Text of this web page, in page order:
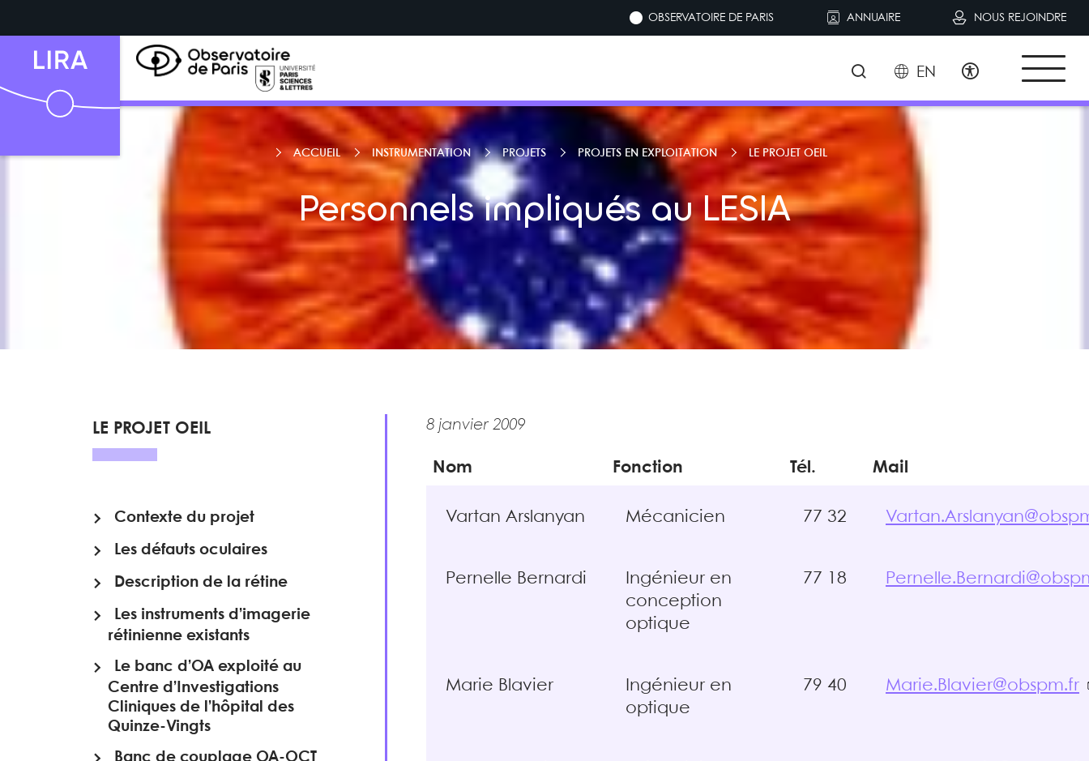
OBSERVATOIRE DE PARIS ANNUAIRE NOUS REJOINDRE
EN
ACCUEIL INSTRUMENTATION PROJETS PROJETS EN EXPLOITATION LE PROJET OEIL
Personnels impliqués au LESIA
8 janvier 2009
Nom Fonction Tél. Mail
Vartan Arslanyan Mécanicien 77 32
Pernelle Bernardi
Ingénieur en
conception
optique
77 18
Marie Blavier
Ingénieur en
optique
79 40 Marie.Blavier@obspm.fr
LE PROJET OEIL
Contexte du projet
Les défauts oculaires
Description de la rétine
Les instruments d’imagerie
rétinienne existants
Le banc d’OA exploité au
Centre d’Investigations
Cliniques de l’hôpital des
Quinze-Vingts
Banc de couplage OA-OCT